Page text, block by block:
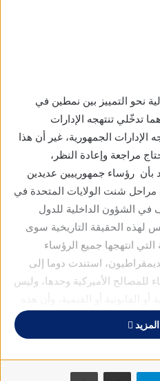
نحو التمييز بين نمطين في
تدخّلي تنتهجه الإدارات
الإدارات الجمهورية، غير أن هذا
مراجعة وإعادة النظر،
بأن رؤساء جمهورييين عديدين
شنت الولايات المتحدة في
في الشؤون الداخلية للدول
لهذه الحقيقة التاريخية سوى
انتهجها جميع الرؤساء
استندت دوما إلى
للمصالح الأميركية وحدها، وليس
القانونية أو القيمية، وأن هذه
التوسّع والهيمنة.
مواردها وقدرتها على التأثير على
تيلقرام مشاركة عبر البريد طباعة